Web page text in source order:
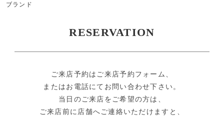
ブランド
RESERVATION
ご来店予約はご来店予約フォーム、
またはお電話にてお問い合わせ下さい。
当日のご来店をご希望の方は、
ご来店前に店舗へご連絡いただけますと、